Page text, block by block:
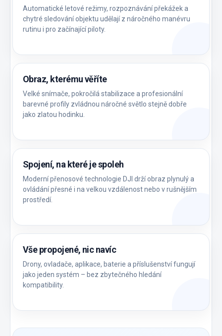
Automatické letové režimy, rozpoznávání překážek a
chytré sledování objektu udělají z náročného manévru
rutinu i pro začínající piloty.
Obraz, kterému věříte
Velké snímače, pokročilá stabilizace a profesionální
barevné profily zvládnou náročné světlo stejně dobře
jako zlatou hodinku.
Spojení, na které je spoleh
Moderní přenosové technologie DJI drží obraz plynulý a
ovládání přesné i na velkou vzdálenost nebo v rušnějším
prostředí.
Vše propojené, nic navíc
Drony, ovladače, aplikace, baterie a příslušenství fungují
jako jeden systém – bez zbytečného hledání
kompatibility.